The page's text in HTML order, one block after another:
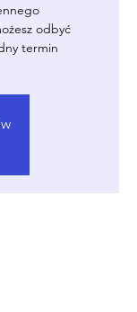
odbyć
termin